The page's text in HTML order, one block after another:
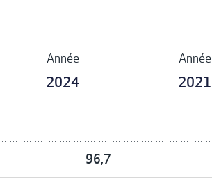
Année
2024
Année
2021
96,7